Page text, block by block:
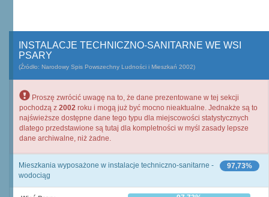
INSTALACJE TECHNICZNO-SANITARNE WE WSI
PSARY
(Źródło: Narodowy Spis Powszechny Ludności i Mieszkań 2002)
Proszę zwrócić uwagę na to, że dane prezentowane w tej sekcji
pochodzą z 2002 roku i mogą już być mocno nieaktualne. Jednakże są to
najświeższe dostępne dane tego typu dla miejscowości statystycznych
dlatego przedstawione są tutaj dla kompletności w myśl zasady lepsze
dane archiwalne, niż żadne.
97,73%
Mieszkania wyposażone w instalacje techniczno-sanitarne -
wodociąg